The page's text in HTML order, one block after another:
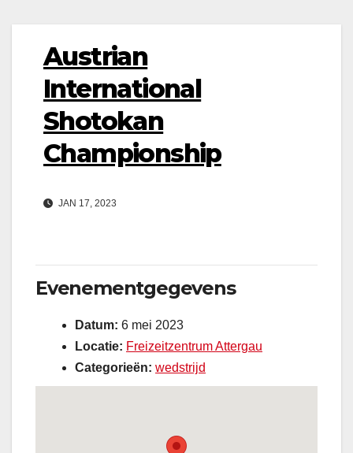
Austrian
International
Shotokan
Championship
JAN 17, 2023
Evenementgegevens
Datum: 6 mei 2023
Locatie: Freizeitzentrum Attergau
Categorieën: wedstrijd